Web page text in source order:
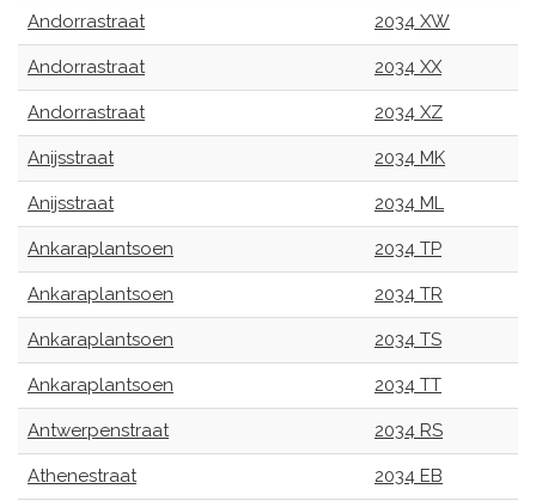
Andorrastraat 2034 XW
Andorrastraat 2034 XX
Andorrastraat 2034 XZ
Anijsstraat 2034 MK
Anijsstraat 2034 ML
Ankaraplantsoen 2034 TP
Ankaraplantsoen 2034 TR
Ankaraplantsoen 2034 TS
Ankaraplantsoen 2034 TT
Antwerpenstraat 2034 RS
Athenestraat 2034 EB